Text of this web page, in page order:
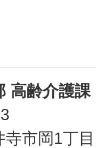
高齢介護課
寺市岡1丁